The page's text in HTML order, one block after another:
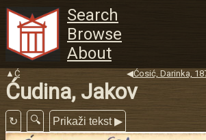
Search
Browse
About
▲ Ć ◀Ćosić, Darinka,
Ćudina, Jakov